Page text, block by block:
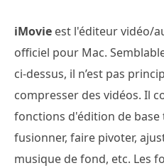
iMovie est l'éditeur vidéo/
officiel pour Mac.
ci-dessus, il n’est pas
compresser des vidéos. Il
fonctions d'édition de base
fusionner, faire pivoter,
musique de fond, etc. Les